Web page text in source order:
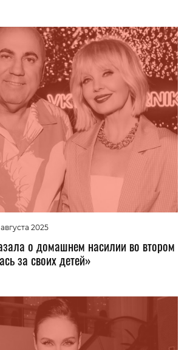
августа 2025
о домашнем насилии во втором
за своих детей»